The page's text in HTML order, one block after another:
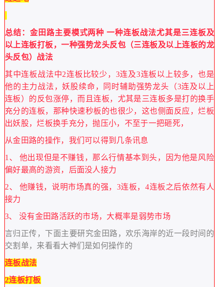
总结：金田路主要模式两种 一种连板战法尤其是三连板及
以上连板打板，一种强势龙头反包（三连板及以上连板的龙
头反包）战法
其中连板战法中2连板比较少，3连及3连板以上较多，也是
他的主力战法，妖股续命，同时辅助强势龙头（3连及以上
连板）的反包涨停，而且连板，尤其是三连板多是打的换手
充分的连板，那种快速秒板的也很少，这也侧面反应，烂板
出妖股，烂板换手充分，抛压小，不至于一把砸死，
从金田路的操作，我们可以得到几条讯息
1、 他出现但是不赚钱，那么行情基本到头，因为他是风险
偏好最高的游资，后面没人接力
2、 他赚钱，说明市场真的强，3连板，4连板之后依然有人
接力
3、 没有金田路活跃的市场，大概率是弱势市场
言归正传，下面主要研究金田路，欢乐海岸的近一段时间的
交割单，来看看大神们是如何操作的
连板战法
2连板打板